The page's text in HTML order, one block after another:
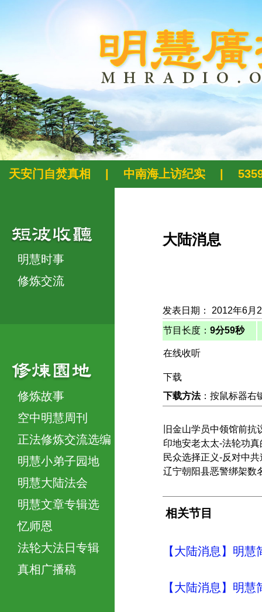
天安门自焚真相 中南海上访纪实
明慧时事
修炼交流
修炼故事
空中明慧周刊
正法修炼交流选编
明慧小弟子园地
明慧大陆法会
明慧文章专辑选
忆师恩
法轮大法日专辑
真相广播稿
大陆消息
发表日期： 2012年6月
节目长度： 9分59秒
在线收听
下载
下载方法：按鼠标器右
旧金山学员中领馆前抗
印地安老太太-法轮功
民众选择正义-反对中共
辽宁朝阳县恶警绑架数
相关节目
【大陆消息】明
【大陆消息】明